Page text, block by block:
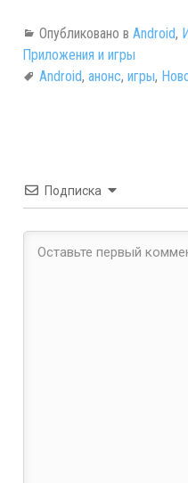
Опубликовано в Android,
Приложения и игры
Android, анонс, игры,
Подписка